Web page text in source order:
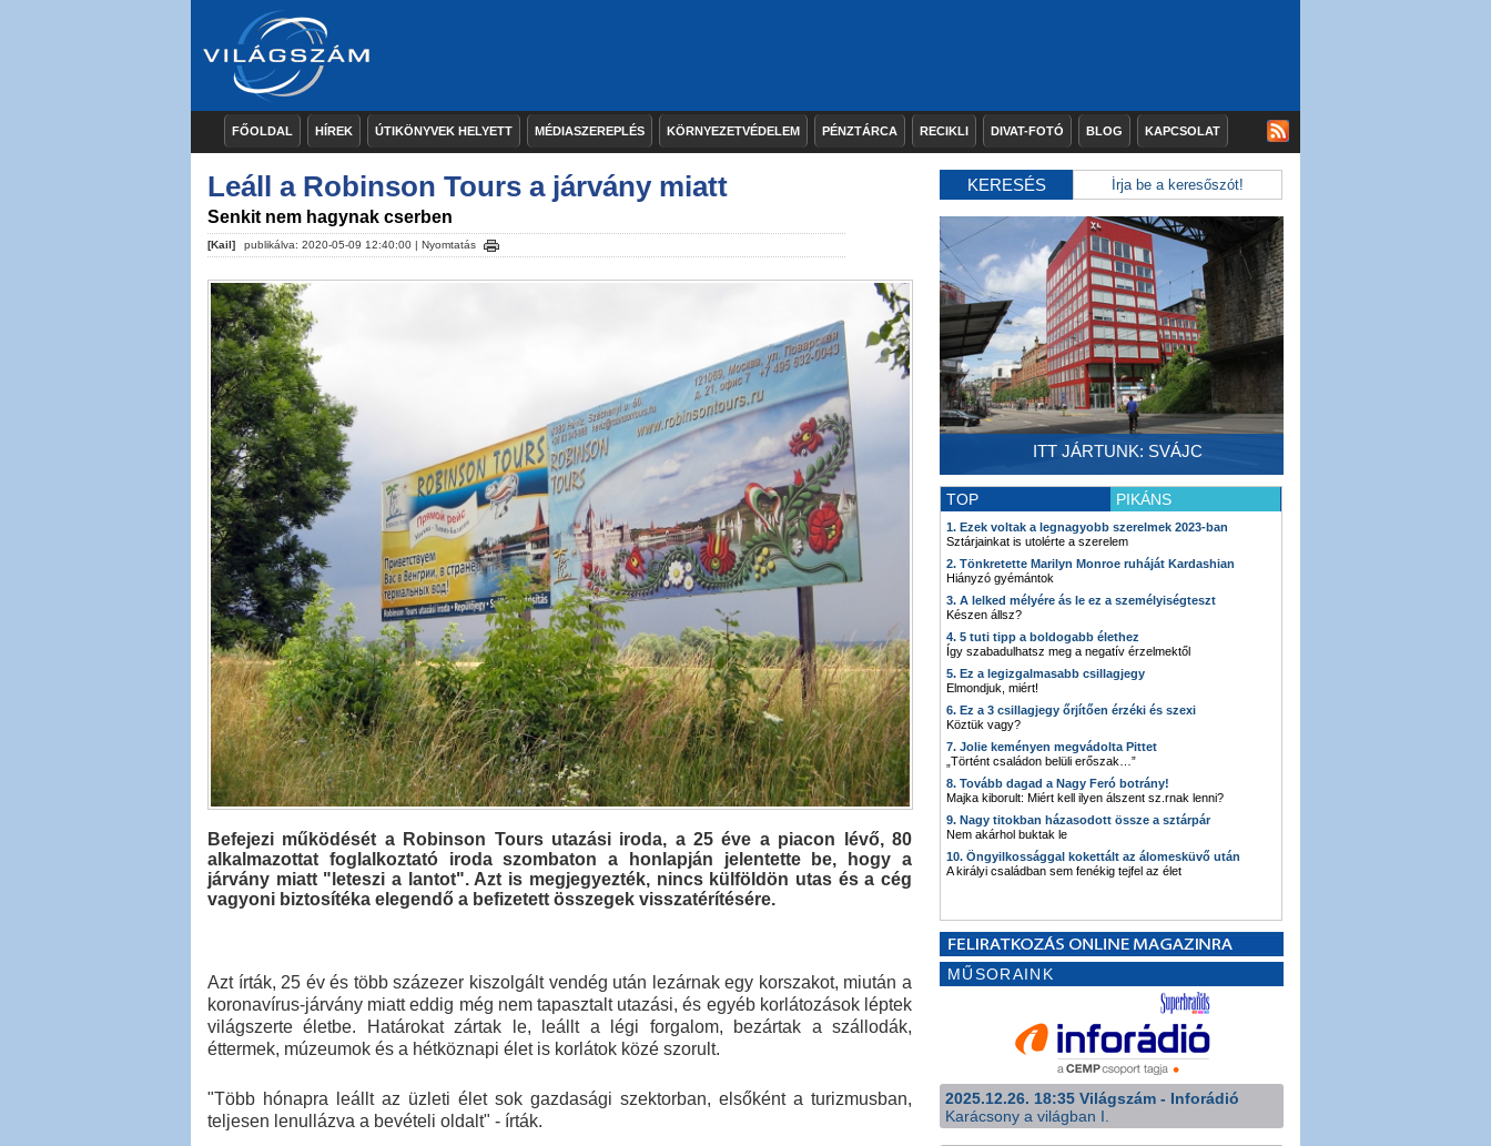
FŐOLDAL HÍREK ÚTIKÖNYVEK HELYETT MÉDIASZEREPLÉS KÖRNYEZETVÉDELEM PÉNZTÁRCA RECIKLI DIVAT-FOTÓ BLOG KAPCSOLAT
Leáll a Robinson Tours a járvány miatt
Senkit nem hagynak cserben
[Kail] publikálva: 2020-05-09 12:40:00 | Nyomtatás
Befejezi működését a Robinson Tours utazási iroda, a 25 éve a piacon lévő, 80
alkalmazottat foglalkoztató iroda szombaton a honlapján jelentette be, hogy a
járvány miatt "leteszi a lantot". Azt is megjegyezték, nincs külföldön utas és a cég
vagyoni biztosítéka elegendő a befizetett összegek visszatérítésére.
Azt írták, 25 év és több százezer kiszolgált vendég után lezárnak egy korszakot, miután a
koronavírus-járvány miatt eddig még nem tapasztalt utazási, és egyéb korlátozások léptek
világszerte életbe. Határokat zártak le, leállt a légi forgalom, bezártak a szállodák,
éttermek, múzeumok és a hétköznapi élet is korlátok közé szorult.
"Több hónapra leállt az üzleti élet sok gazdasági szektorban, elsőként a turizmusban,
teljesen lenullázva a bevételi oldalt" - írták.
KERESÉS
ITT JÁRTUNK: SVÁJC
TOP PIKÁNS
1. Ezek voltak a legnagyobb szerelmek 2023-ban
Sztárjainkat is utolérte a szerelem
2. Tönkretette Marilyn Monroe ruháját Kardashian
Hiányzó gyémántok
3. A lelked mélyére ás le ez a személyiségteszt
Készen állsz?
4. 5 tuti tipp a boldogabb élethez
Így szabadulhatsz meg a negatív érzelmektől
5. Ez a legizgalmasabb csillagjegy
Elmondjuk, miért!
6. Ez a 3 csillagjegy őrjítően érzéki és szexi
Köztük vagy?
7. Jolie keményen megvádolta Pittet
„Történt családon belüli erőszak…”
8. Tovább dagad a Nagy Feró botrány!
Majka kiborult: Miért kell ilyen álszent sz.rnak lenni?
9. Nagy titokban házasodott össze a sztárpár
Nem akárhol buktak le
10. Öngyilkossággal kokettált az álomesküvő után
A királyi családban sem fenékig tejfel az élet
MŰSORAINK
2025.12.26. 18:35 Világszám - Inforádió
Karácsony a világban I.